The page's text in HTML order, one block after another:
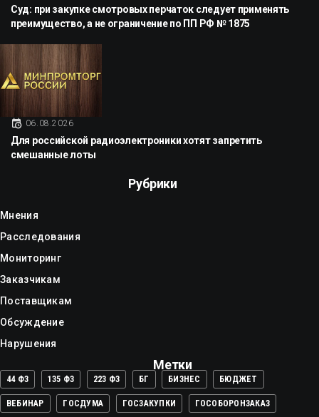
Суд: при закупке смотровых перчаток следует применять
преимущество, а не ограничение по ПП РФ № 1875
06.08.2026
Для российской радиоэлектроники хотят запретить
смешанные лоты
Рубрики
Мнения
Расследования
Мониторинг
Заказчикам
Поставщикам
Обсуждение
Нарушения
Метки
44 ФЗ 135 ФЗ 223 ФЗ БГ БИЗНЕС БЮДЖЕТ
ВЕБИНАР ГОСДУМА ГОСЗАКУПКИ ГОСОБОРОНЗАКАЗ